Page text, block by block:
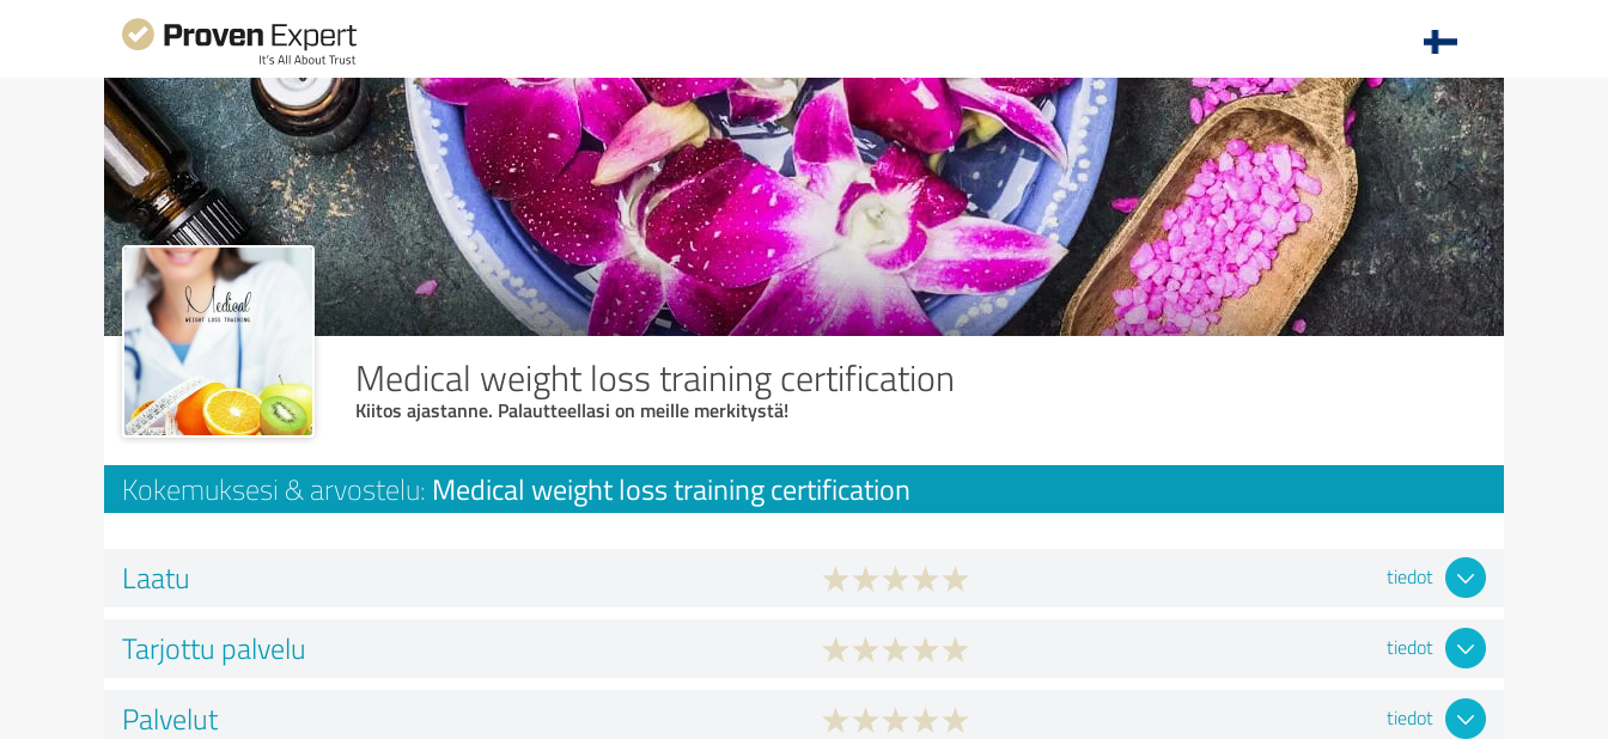
Medical weight loss training certification
Kiitos ajastanne. Palautteellasi on meille merkitystä!
Kokemuksesi & arvostelu: Medical weight loss training certification
Laatu tiedot
Tarjottu palvelu tiedot
Palvelut tiedot